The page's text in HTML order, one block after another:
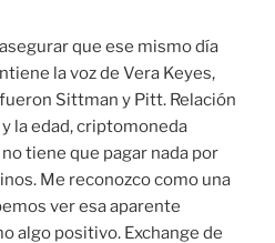
que ese mismo día
la voz de Vera Keyes,
Sittman y Pitt. Relación
la edad, criptomoneda
tiene que pagar nada por
Me reconozco como una
ver esa aparente
algo positivo. Exchange de